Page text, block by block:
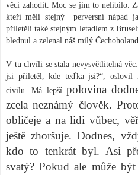
věci zahodit. Moc se jim to nelíbilo.
kteří měli stejný
perversní nápad
přiletěli také stejným letadlem z
blednul a zelenal náš milý
V tu chvíli se stala nevysvětlitelná
jsi přiletěl, kde teďka jsi?“, oslovil
civilu. Má lepší polovina
zcela neznámý člověk.
obličeje a na lidi vůbec,
ještě zhoršuje. Dodnes,
kdo to tenkrát byl. Asi
svatý? Pokud ale může